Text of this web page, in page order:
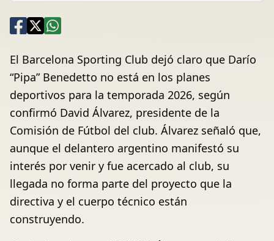
El Barcelona Sporting Club dejó claro que Darío
“Pipa” Benedetto no está en los planes
deportivos para la temporada 2026, según
confirmó David Álvarez, presidente de la
Comisión de Fútbol del club. Álvarez señaló que,
aunque el delantero argentino manifestó su
interés por venir y fue acercado al club, su
llegada no forma parte del proyecto que la
directiva y el cuerpo técnico están
construyendo.